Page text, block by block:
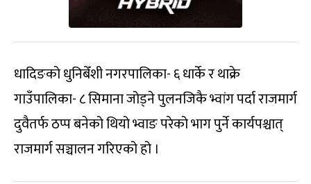
धादिङको धुनिबेँशी नगरपालिका- ६ धार्के र थाक्रे
गाउँपालिका- ८ सिमाना जोड्ने पुलनजिकै भ्वांग पर्दा राजमार्ग
दुवैतर्फ ठप्प बनेको थियो भ्वाङ परेको भाग पुर्ने कार्यपश्चात्
राजमार्ग सञ्चालन गरिएको हो ।